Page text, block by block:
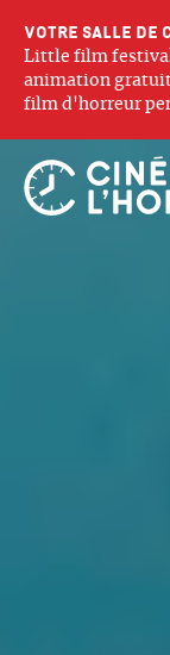
Votre salle de
Little film
animation
film d'horreur